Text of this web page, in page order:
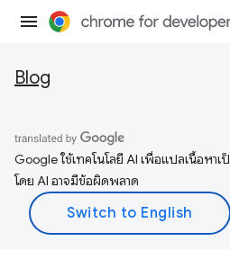
Blog
Google ใช้เทคโนโลยี AI เพื่อแปลเนื้อหา
โดย AI อาจมีข้อผิดพลาด